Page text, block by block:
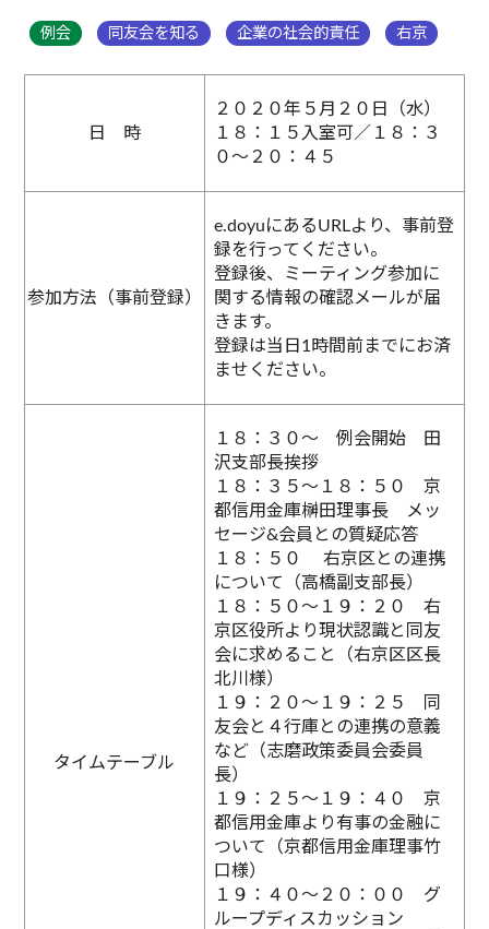
例会 同友会を知る 企業の社会的責任 右京
日 時
２０２０年５月２０日（水）
１８：１５入室可／１８：３
０～２０：４５
参加方法（事前登録）
e.doyuにあるURLより、事前登
録を行ってください。
登録後、ミーティング参加に
関する情報の確認メールが届
きます。
登録は当日1時間前までにお済
ませください。
タイムテーブル
１８：３０〜 例会開始 田
沢支部長挨拶
１８：３５〜１８：５０ 京
都信用金庫榊田理事長 メッ
セージ&会員との質疑応答
１８：５０ 右京区との連携
について（高橋副支部長）
１８：５０〜１９：２０ 右
京区役所より現状認識と同友
会に求めること（右京区区長
北川様）
１９：２０〜１９：２５ 同
友会と４行庫との連携の意義
など（志磨政策委員会委員
長）
１９：２５〜１９：４０ 京
都信用金庫より有事の金融に
ついて（京都信用金庫理事竹
口様）
１９：４０〜２０：００ グ
ループディスカッション